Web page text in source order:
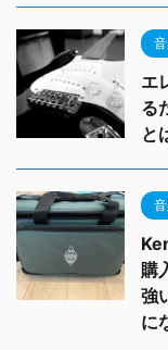
エ
る
と
購
強
に